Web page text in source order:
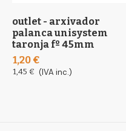
outlet - arxivador
palanca unisystem
taronja fº 45mm
1,20 €
1,45 € (IVA inc.)